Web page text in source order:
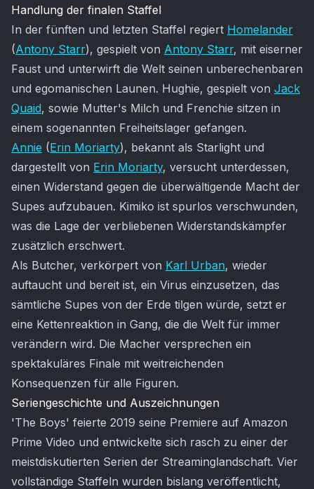
Handlung der finalen Staffel
In der fünften und letzten Staffel regiert Homelander
(Antony Starr), gespielt von Antony Starr, mit eiserner
Faust und unterwirft die Welt seinen unberechenbaren
und egomanischen Launen. Hughie, gespielt von Jack
Quaid, sowie Mutter's Milch und Frenchie sitzen in
einem sogenannten Freiheitslager gefangen.
Annie (Erin Moriarty), bekannt als Starlight und
dargestellt von Erin Moriarty, versucht unterdessen,
einen Widerstand gegen die überwältigende Macht der
Supes aufzubauen. Kimiko ist spurlos verschwunden,
was die Lage der verbliebenen Widerstandskämpfer
zusätzlich erschwert.
Als Butcher, verkörpert von Karl Urban, wieder
auftaucht und bereit ist, ein Virus einzusetzen, das
sämtliche Supes von der Erde tilgen würde, setzt er
eine Kettenreaktion in Gang, die die Welt für immer
verändern wird. Die Macher versprechen ein
spektakuläres Finale mit weitreichenden
Konsequenzen für alle Figuren.
Seriengeschichte und Auszeichnungen
'The Boys' feierte 2019 seine Premiere auf Amazon
Prime Video und entwickelte sich rasch zu einer der
meistdiskutierten Serien der Streaminglandschaft. Vier
vollständige Staffeln wurden bislang veröffentlicht,